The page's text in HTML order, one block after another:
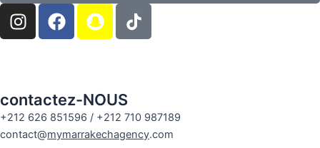
I
n
g
r
a
F
a
o
o
k
S
n
h
a
t
contactez-NOUS
+212 626 851596 / +212 710 987189
contact@mymarrakechagency.com